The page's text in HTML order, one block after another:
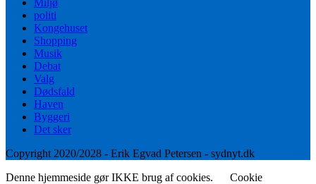
politi
Kongehuset
Shopping
Musik
Debat
Valg
Dødsfald
Haven
Byggeri
Det sker
Copyright 2020/2028 - Erik Egvad Petersen - sydnyt.dk
Denne hjemmeside gør IKKE brug af cookies.
Cookie